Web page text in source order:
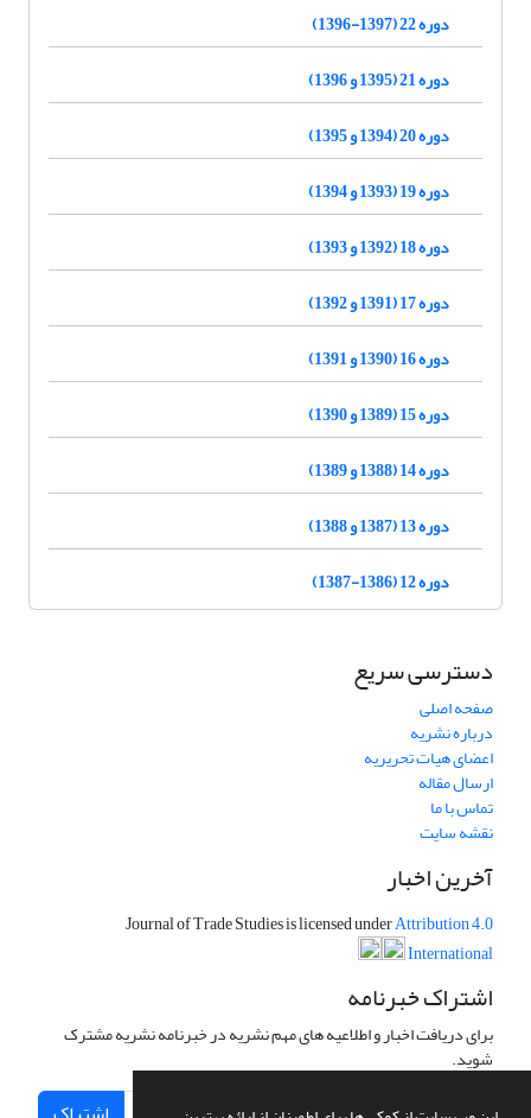
دوره 22 (1397-1396)
دوره 21 (1395 و 1396)
دوره 20 (1394 و 1395)
دوره 19 (1393 و 1394)
دوره 18 (1392 و 1393)
دوره 17 (1391 و 1392)
دوره 16 (1390 و 1391)
دوره 15 (1389 و 1390)
دوره 14 (1388 و 1389)
دوره 13 (1387 و 1388)
دوره 12 (1386-1387)
دسترسی سریع
صفحه اصلی
درباره نشریه
اعضای هیات تحریریه
ارسال مقاله
تماس با ما
نقشه سایت
آخرین اخبار
Journal of Trade Studies is licensed underAttribution 4.0
International
اشتراک خبرنامه
برای دریافت اخبار و اطلاعیه های مهم نشریه در خبرنامه نشریه مشترک
شوید.